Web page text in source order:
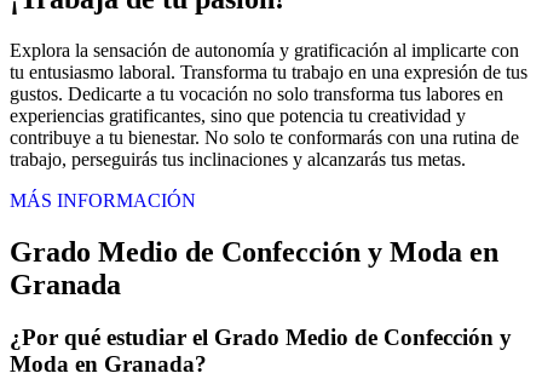
Explora la sensación de autonomía y gratificación al implicarte con
tu entusiasmo laboral. Transforma tu trabajo en una expresión de tus
gustos. Dedicarte a tu vocación no solo transforma tus labores en
experiencias gratificantes, sino que potencia tu creatividad y
contribuye a tu bienestar. No solo te conformarás con una rutina de
trabajo, perseguirás tus inclinaciones y alcanzarás tus metas.
MÁS INFORMACIÓN
Grado Medio de Confección y Moda en
Granada
¿Por qué estudiar el Grado Medio de Confección y
Moda en Granada?